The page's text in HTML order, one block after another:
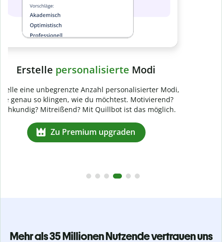
Mehr als 35 Millionen Nutzende vertrauen uns